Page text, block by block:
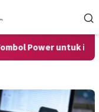
Power untuk